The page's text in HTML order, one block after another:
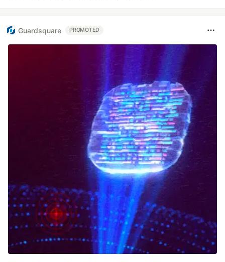
Guardsquare PROMOTED